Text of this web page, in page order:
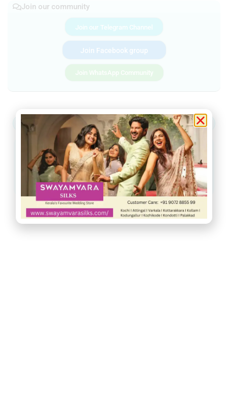
Join our community
Join our Telegram Channel
Join Facebook group
Join WhatsApp Community
ആറ്റിങ്ങൽ വർക്കല ചിറയിൻകീഴ്
നെടുമങ്ങാട് വാമനപുരം കാട്ടാക്കട
അരുവിക്കര ചുറ്റുവട്ടം ഇൻഫോ